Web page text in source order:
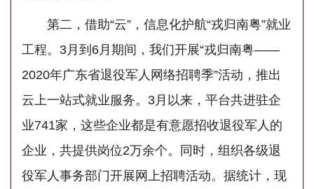
第二，借助“云”，信息化护航“戎归南粤”就业
工程。3月到6月期间，我们开展“戎归南粤——
2020年广东省退役军人网络招聘季”活动，推出
云上一站式就业服务。3月以来，平台共进驻企
业741家，这些企业都是有意愿招收退役军人的
企业，共提供岗位2万余个。同时，组织各级退
役军人事务部门开展网上招聘活动。据统计，现